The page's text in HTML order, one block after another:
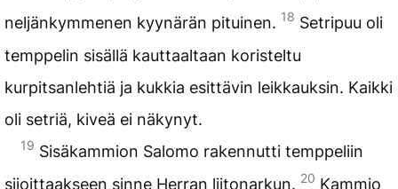
neljänkymmenen kyynärän pituinen. 18 Setripuu oli
temppelin sisällä kauttaaltaan koristeltu
kurpitsanlehtiä ja kukkia esittävin leikkauksin. Kaikki
oli setriä, kiveä ei näkynyt.
19 Sisäkammion Salomo rakennutti temppeliin
sijoittaakseen sinne Herran liitonarkun. 20 Kammio